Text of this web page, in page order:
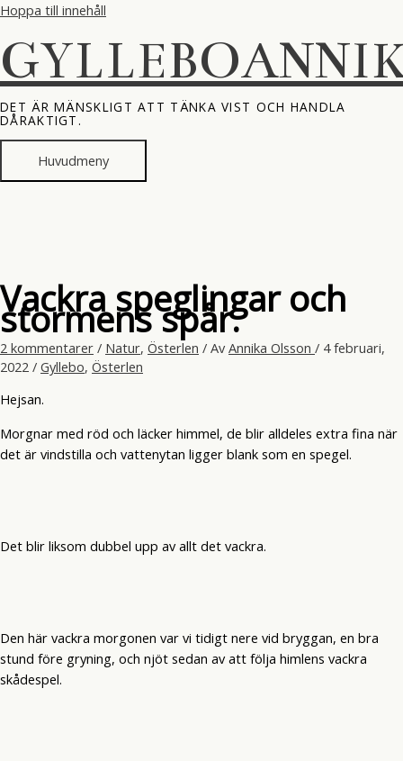
Hoppa till innehåll
DET ÄR MÄNSKLIGT ATT TÄNKA VIST OCH HANDLA
DÅRAKTIGT.
Huvudmeny
Vackra speglingar och
stormens spår.
2 kommentarer / Natur, Österlen / Av Annika Olsson / 4 februari,
2022 / Gyllebo, Österlen
Hejsan.
Morgnar med röd och läcker himmel, de blir alldeles extra fina när
det är vindstilla och vattenytan ligger blank som en spegel.
Det blir liksom dubbel upp av allt det vackra.
Den här vackra morgonen var vi tidigt nere vid bryggan, en bra
stund före gryning, och njöt sedan av att följa himlens vackra
skådespel.